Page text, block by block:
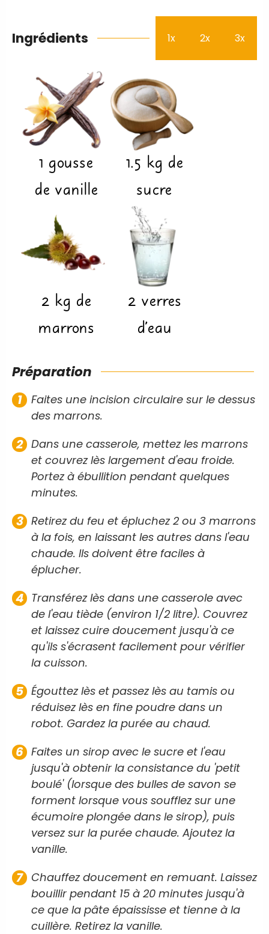
Ingrédients 1x 2x 3x
1 gousse
de vanille
1.5 kg de
sucre
2 kg de
marrons
2 verres
d'eau
Préparation
Faites une incision circulaire sur le dessus
des marrons.
Dans une casserole, mettez les marrons
et couvrez lès largement d'eau froide.
Portez à ébullition pendant quelques
minutes.
Retirez du feu et épluchez 2 ou 3 marrons
à la fois, en laissant les autres dans l'eau
chaude. Ils doivent être faciles à
éplucher.
Transférez lès dans une casserole avec
de l'eau tiède (environ 1/2 litre). Couvrez
et laissez cuire doucement jusqu'à ce
qu'ils s'écrasent facilement pour vérifier
la cuisson.
Égouttez lès et passez lès au tamis ou
réduisez lès en fine poudre dans un
robot. Gardez la purée au chaud.
Faites un sirop avec le sucre et l'eau
jusqu'à obtenir la consistance du 'petit
boulé' (lorsque des bulles de savon se
forment lorsque vous soufflez sur une
écumoire plongée dans le sirop), puis
versez sur la purée chaude. Ajoutez la
vanille.
Chauffez doucement en remuant. Laissez
bouillir pendant 15 à 20 minutes jusqu'à
ce que la pâte épaississe et tienne à la
cuillère. Retirez la vanille.